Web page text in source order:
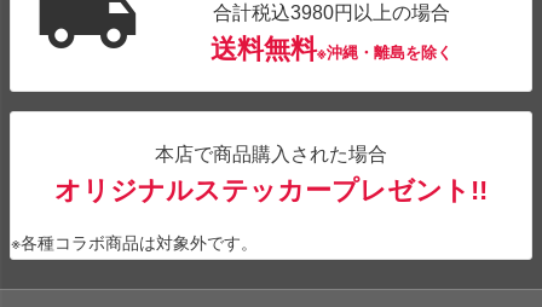
合計税込3980円以上の場合
送料無料※沖縄・離島を除く
本店で商品購入された場合
オリジナルステッカープレゼント!!
※各種コラボ商品は対象外です。